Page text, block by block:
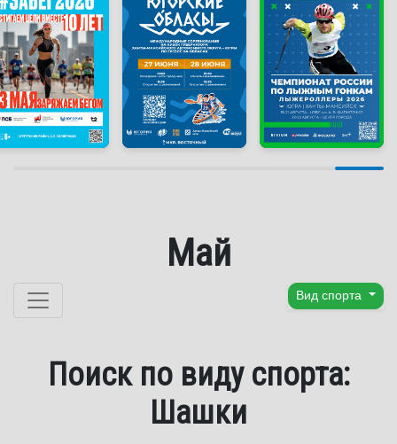
Май
Перейти к содержанию Вид спорта
Поиск по виду спорта:
Шашки